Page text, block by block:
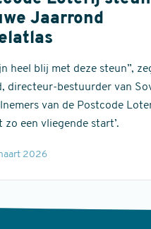
Jaarrond
heel blij met deze steun”,
directeur-bestuurder van
van de Postcode
zo een vliegende start’.
2026